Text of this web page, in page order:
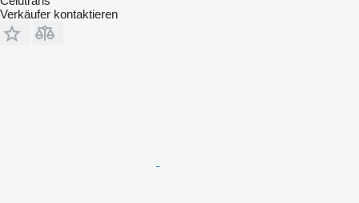
Verkäufer kontaktieren